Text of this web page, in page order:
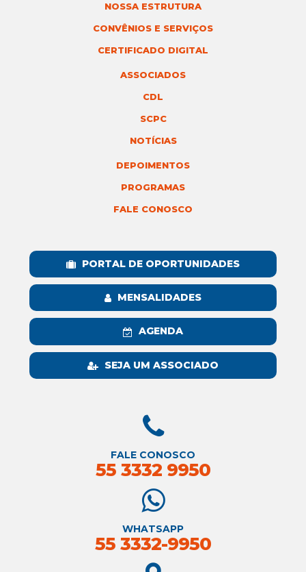
NOSSA ESTRUTURA
CONVÊNIOS E SERVIÇOS
CERTIFICADO DIGITAL
ASSOCIADOS
CDL
SCPC
NOTÍCIAS
DEPOIMENTOS
PROGRAMAS
FALE CONOSCO
PORTAL DE OPORTUNIDADES
MENSALIDADES
AGENDA
SEJA UM ASSOCIADO
FALE CONOSCO
55 3332 9950
WHATSAPP
55 3332-9950